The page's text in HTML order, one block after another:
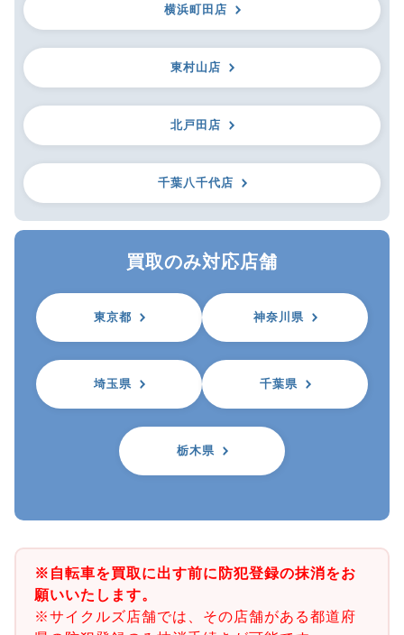
横浜町田店
東村山店
北戸田店
千葉八千代店
買取のみ対応店舗
東京都 神奈川県
埼玉県 千葉県
栃木県
※自転車を買取に出す前に防犯登録の抹消をお
願いいたします。
※サイクルズ店舗では、その店舗がある都道府